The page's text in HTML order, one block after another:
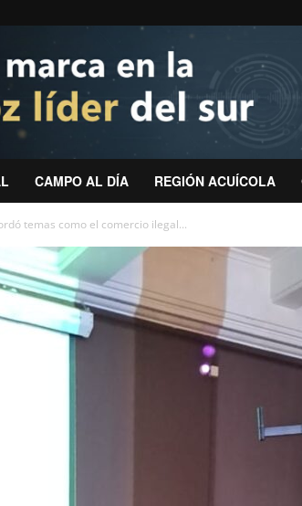
CAMPO AL DÍA REGIÓN ACUÍCOLA
temas como el comercio ilegal...